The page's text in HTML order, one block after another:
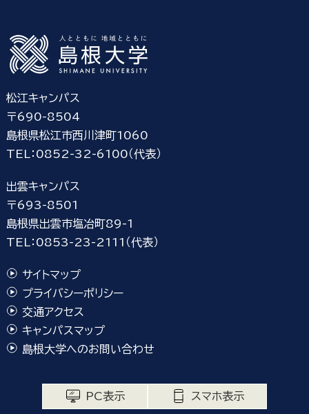
松江キャンパス
〒690-8504
島根県松江市西川津町1060
TEL：0852-32-6100（代表）
出雲キャンパス
〒693-8501
島根県出雲市塩冶町89-1
TEL：0853-23-2111（代表）
サイトマップ
プライバシーポリシー
交通アクセス
キャンパスマップ
島根大学へのお問い合わせ
PC表示 スマホ表示